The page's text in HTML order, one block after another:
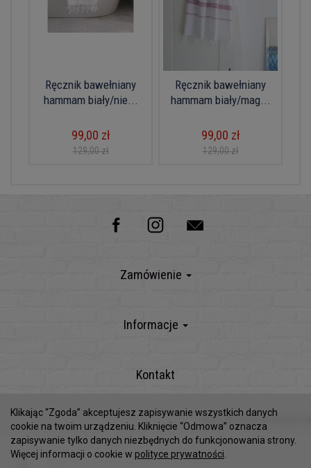
Ręcznik bawełniany
hammam biały/nie...
99,00 zł
129,00 zł
Ręcznik bawełniany
hammam biały/mag...
99,00 zł
129,00 zł
Zamówienie
Informacje
Kontakt
Sklep internetowy SOTESHOP AI
Klikając “Zgoda” akceptujesz zapisywanie wszystkich danych
cookie na twoim urządzeniu. Kliknięcie “Odmowa” oznacza
zapisywanie tylko danych niezbędnych do funkcjonowania strony.
Więcej informacji o cookie w polityce prywatności